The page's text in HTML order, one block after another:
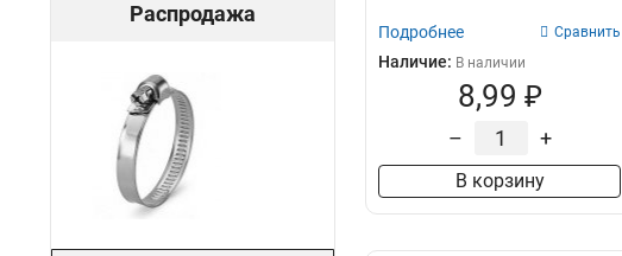
Распродажа
Подробнее Сравнить
Наличие: В наличии
8,99 ₽
– +
В корзину